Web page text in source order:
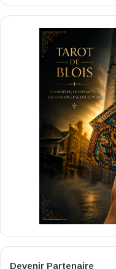
Devenir Partenaire